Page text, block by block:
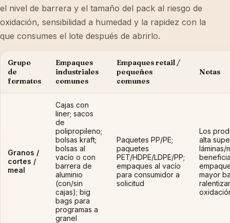
el nivel de barrera y el tamaño del pack al riesgo de
oxidación, sensibilidad a humedad y la rapidez con la
que consumes el lote después de abrirlo.
Grupo
de
formatos
Empaques
industriales
comunes
Empaques retail /
pequeños
comunes
Notas
Granos /
cortes /
meal
Cajas con
liner; sacos
de
polipropileno;
bolsas kraft;
bolsas al
vacío o con
barrera de
aluminio
(con/sin
cajas); big
bags para
programas a
granel
Paquetes PP/PE;
paquetes
PET/HDPE/LDPE/PP;
empaques al vacío
para consumidor a
solicitud
Los
alta
láminas/
mayor